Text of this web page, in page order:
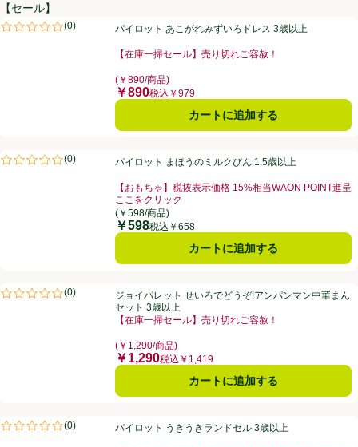
【セール】
パイロット あこがれみずいろドレス 3歳以上
(0)
評価は0件のレビューで5点中0.0点。パイロット あこがれみずいろドレス 3歳以上
【在庫一掃セール】売り切れご容赦！
(￥890/商品)
価格
￥890税込￥979
カートに追加する
パイロット まほうのミルクびん 1.5歳以上
(0)
評価は0件のレビューで5点中0.0点。パイロット まほうのミルクびん 1.5歳以上
【おもちゃ】税抜表示価格 15%相当WAON POINT進呈
ここをクリック
お買い得品名：【おもちゃ】税抜表示価格 15%相当
(￥598/商品)
価格
￥598税込￥658
カートに追加する
ジョイパレット せいろでどうぞ!アンパンマン中華まんセット 3歳以上
(0)
評価は0件のレビューで5点中0.0点。ジョイパレット せいろでどうぞ!アンパンマン中華まん
セット 3歳以上
【在庫一掃セール】売り切れご容赦！
(￥1,290/商品)
価格
￥1,290税込￥1,419
カートに追加する
パイロット うきうきランドセル 3歳以上
(0)
評価は0件のレビューで5点中0.0点。パイロット うきうきランドセル 3歳以上